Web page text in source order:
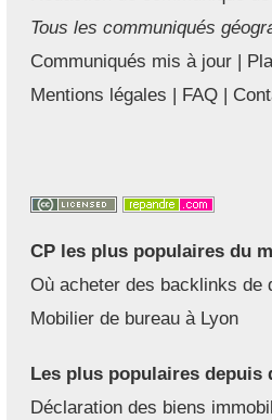
Tous les communiqués
Communiqués mis à jour |
Mentions légales | FAQ |
CP les plus populaires du
Où acheter des backlinks de
Mobilier de bureau à Lyon
Les plus populaires depuis
Déclaration des biens